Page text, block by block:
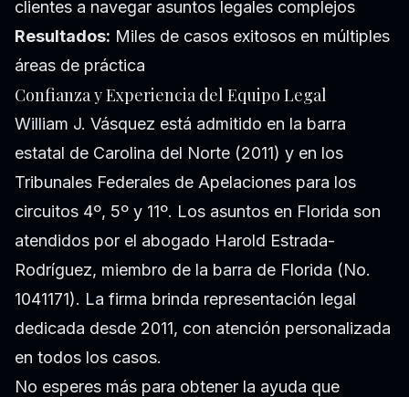
clientes a navegar asuntos legales complejos
Resultados: Miles de casos exitosos en múltiples
áreas de práctica
Confianza y Experiencia del Equipo Legal
William J. Vásquez está admitido en la barra
estatal de Carolina del Norte (2011) y en los
Tribunales Federales de Apelaciones para los
circuitos 4º, 5º y 11º. Los asuntos en Florida son
atendidos por el abogado Harold Estrada-
Rodríguez, miembro de la barra de Florida (No.
1041171). La firma brinda representación legal
dedicada desde 2011, con atención personalizada
en todos los casos.
No esperes más para obtener la ayuda que